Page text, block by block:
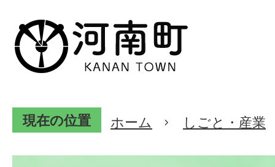
現在の位置 ホーム しごと・産業